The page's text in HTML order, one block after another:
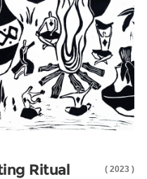
Ritual
( 2023 )